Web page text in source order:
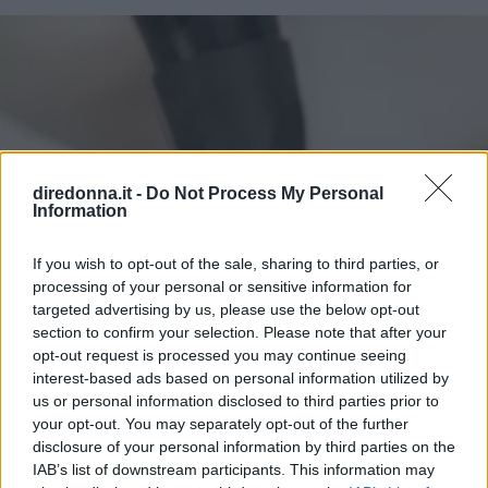
diredonna.it - Do Not Process My Personal
Information
If you wish to opt-out of the sale, sharing to third parties, or
processing of your personal or sensitive information for
targeted advertising by us, please use the below opt-out
section to confirm your selection. Please note that after your
opt-out request is processed you may continue seeing
interest-based ads based on personal information utilized by
us or personal information disclosed to third parties prior to
your opt-out. You may separately opt-out of the further
disclosure of your personal information by third parties on the
IAB’s list of downstream participants. This information may